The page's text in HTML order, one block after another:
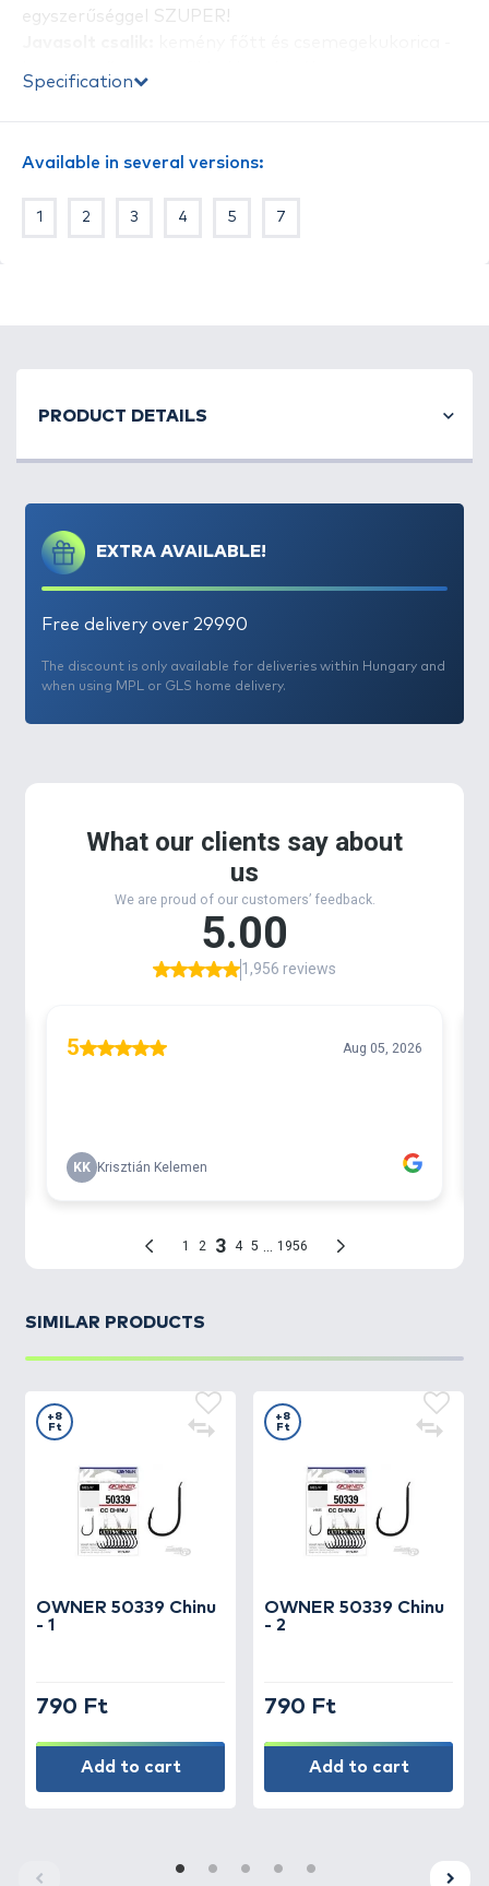
egyszerűséggel SZUPER!
Kiszemelt halak:
Specification
Available in several versions:
1 2 3 4 5 7
EXTRA AVAILABLE!
Free delivery over 29990
The discount is only available for deliveries within Hungary and
when using MPL or GLS home delivery.
SIMILAR PRODUCTS
OWNER 50339 Chinu
- 1
+8
Ft
790 Ft
Add to cart
OWNER 50339 Chinu
- 2
+8
Ft
790 Ft
Add to cart
PRODUCT DETAILS